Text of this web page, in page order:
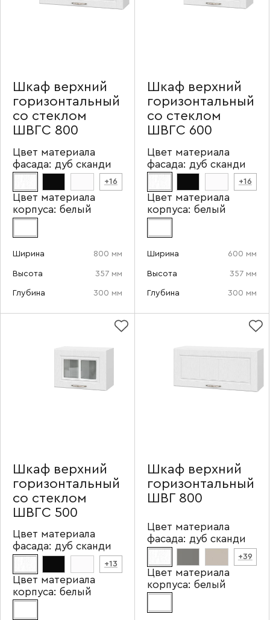
Шкаф верхний
горизонтальный
со стеклом
ШВГС 800
Цвет материала
фасада: дуб сканди
+16
Цвет материала
корпуса: белый
Ширина 800 мм
Высота 357 мм
Глубина 300 мм
Шкаф верхний
горизонтальный
со стеклом
ШВГС 600
Цвет материала
фасада: дуб сканди
+16
Цвет материала
корпуса: белый
Ширина 600 мм
Высота 357 мм
Глубина 300 мм
Шкаф верхний
горизонтальный
со стеклом
ШВГС 500
Цвет материала
фасада: дуб сканди
+13
Цвет материала
корпуса: белый
Шкаф верхний
горизонтальный
ШВГ 800
Цвет материала
фасада: дуб сканди
+39
Цвет материала
корпуса: белый